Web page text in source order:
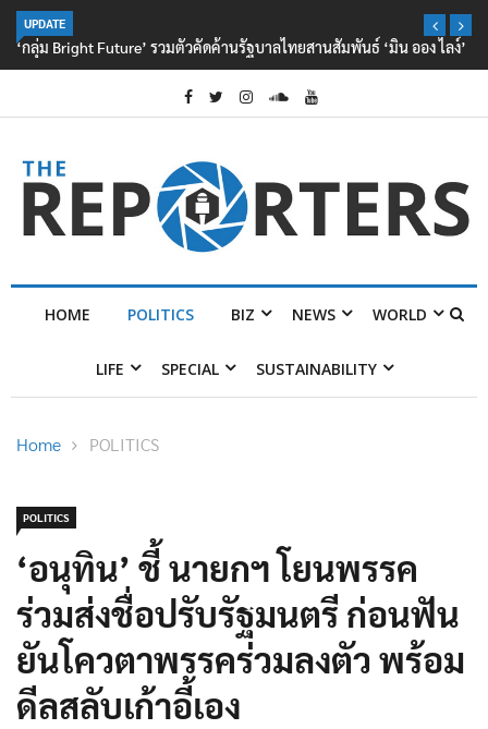
UPDATE
‘กลุ่ม Bright Future’ รวมตัวคัดค้านรัฐบาลไทยสานสัมพันธ์ ‘มิน ออง ไลง์’
HOME POLITICS BIZ NEWS WORLD
LIFE SPECIAL SUSTAINABILITY
Home POLITICS
POLITICS
‘อนุทิน’ ชี้ นายกฯ โยนพรรค
ร่วมส่งชื่อปรับรัฐมนตรี ก่อนฟัน
ยันโควตาพรรคร่วมลงตัว พร้อม
ดีลสลับเก้าอี้เอง